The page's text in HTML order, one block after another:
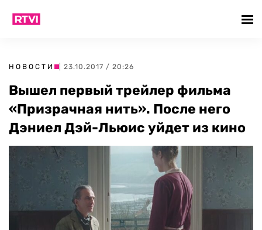
НОВОСТИ | 23.10.2017 / 20:26
Вышел первый трейлер фильма
«Призрачная нить». После него
Дэниел Дэй-Льюис уйдет из кино